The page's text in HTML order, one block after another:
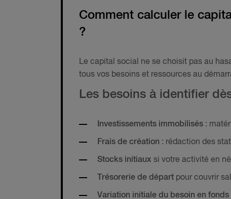
Comment calculer le
?
Le capital social ne se choisit pas au
tous vos besoins et ressources au
Les besoins à identifier
Investissements immobilisés :
Frais de création : rédaction des
Stocks initiaux si votre activité en
Trésorerie de départ pour couvrir
Variation initiale du besoin en